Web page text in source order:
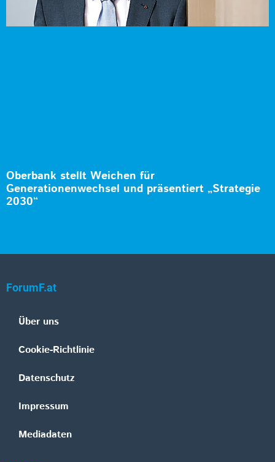
Oberbank stellt Weichen für
Generationenwechsel und präsentiert „Strategie
2030“
ForumF.at
Über uns
Cookie-Richtlinie
Datenschutz
Impressum
Mediadaten